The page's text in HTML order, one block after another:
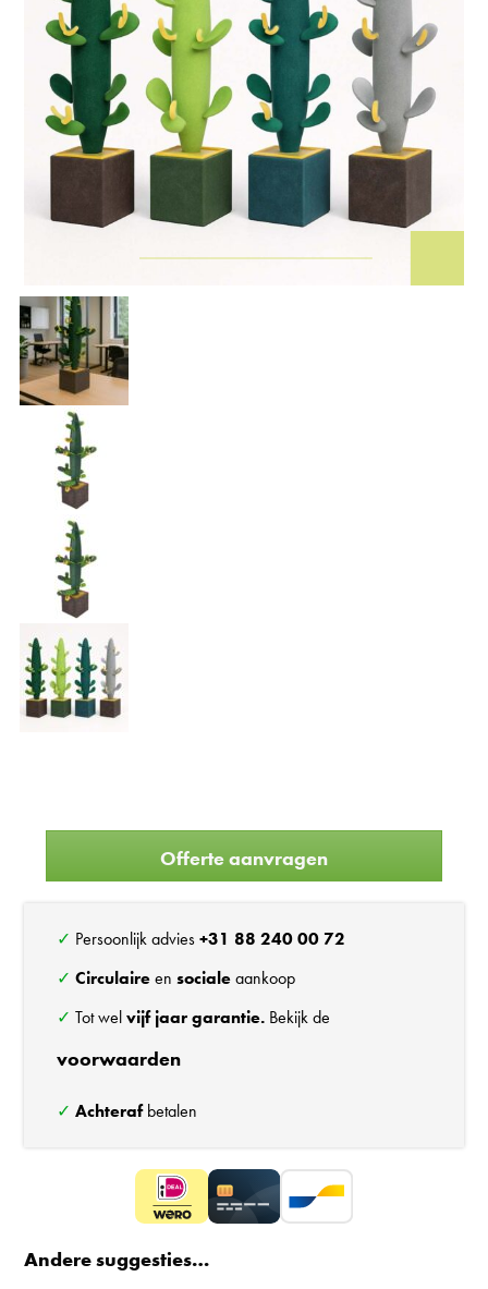
Offerte aanvragen
✓ Persoonlijk advies+31 88 240 00 72
✓Circulaireensocialeaankoop
✓ Tot welvijf jaar garantie. Bekijk de
voorwaarden
✓Achterafbetalen
Andere suggesties…